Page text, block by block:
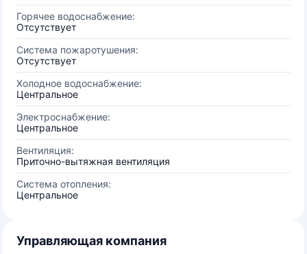
Горячее водоснабжение:
Отсутствует
Система пожаротушения:
Отсутствует
Холодное водоснабжение:
Центральное
Электроснабжение:
Центральное
Вентиляция:
Приточно-вытяжная вентиляция
Система отопления:
Центральное
Управляющая компания